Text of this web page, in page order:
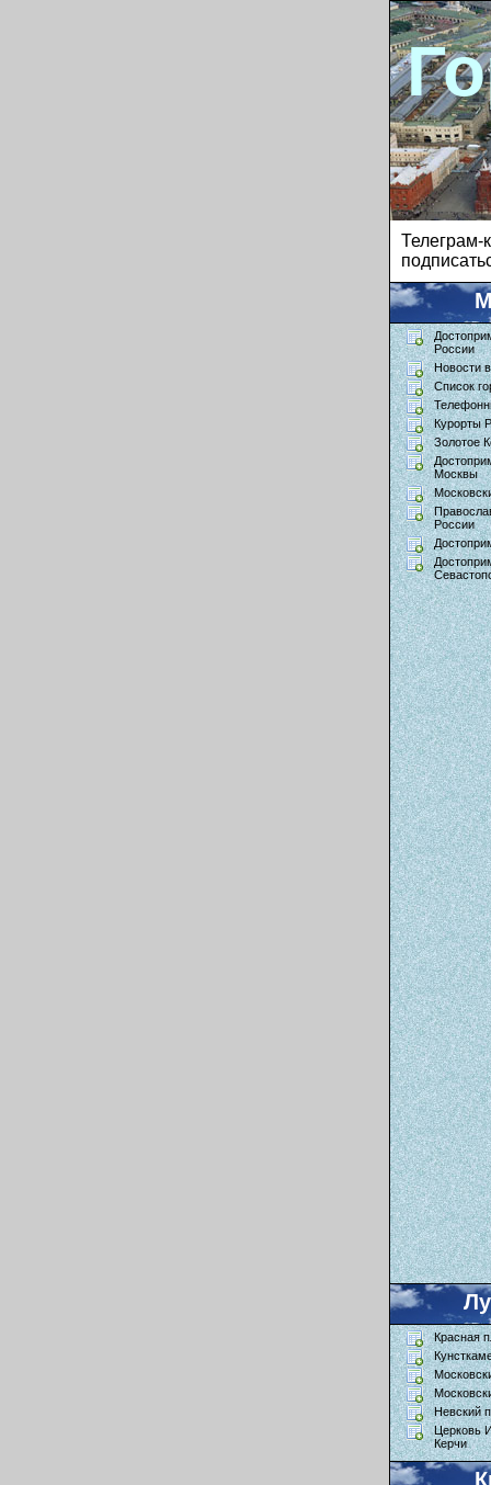
России
Новости
Список
Курорты
Золотое
Москвы
России
Красная
Невский
Церковь
Керчи